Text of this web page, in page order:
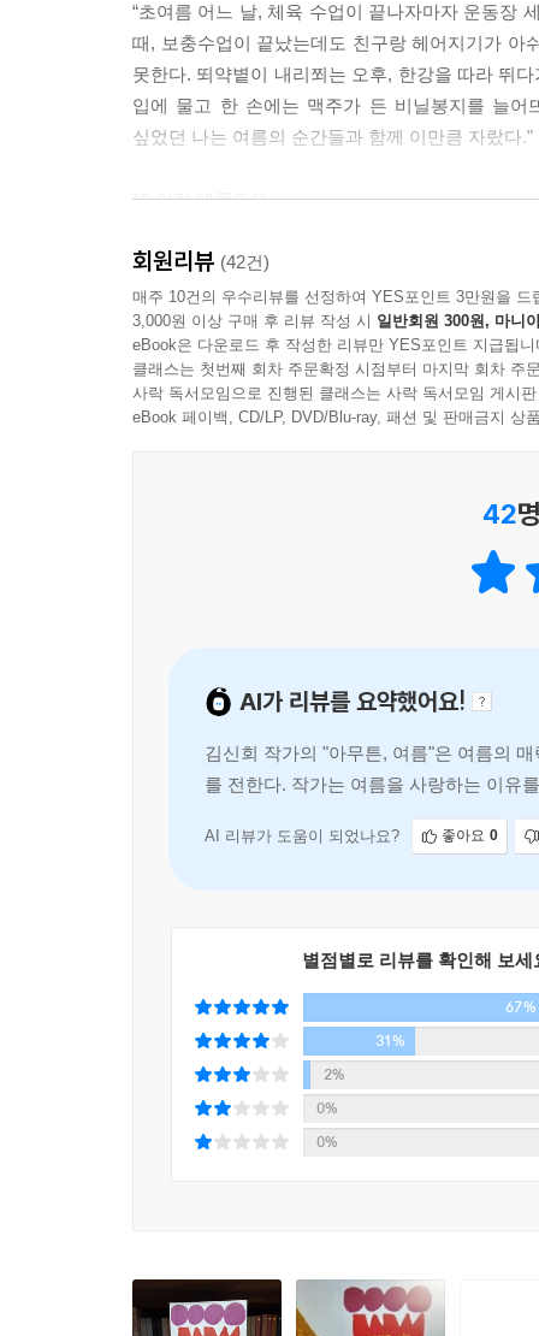
그동안 내가 식물에 쏟은 정성은 누군가에게 받
르신들이 그렇게 매일 아기 돌보듯 식물을 가꾸는
꼭 필요하다.
---「나도 누군가에게 꼭 필요한 사람」중에서
---「여름을 완성하는 것」중에서
언제인가부터 새로운 상상을 하게 됐다. 나는 내
란 배낭을 멘 채 드넓은 광장 한가운데에 서 있는
혹은 누군가를 만날 수도 있다고 상상했다. 그러
람의 이야기를 해보자. 이렇게 사는 사람도 있다
나무 미닫이문을 드르륵 열었더니 점심시간 전인
인 전경은? 알고 보니 그곳은 매일 아침 8시부터
어가 모르는 사람과 어깨를 부딪혀가며 앉았다.
돈을 벌게 되고 나서부터 여름이 되면 집착하듯
때 하지 못한 경험을 지금이라도 스스로 선물하
서 뻔질나게 나 자신을 여행시켰다. 모든 시간이
---「결핍으로부터 시작된 여행」중에서
는 것. 근사한 추억 같은 거 없어도 여름을 사랑할
---「계절의 끝」중에서
“초여름 어느 날, 체육 수업이 끝나자마자 운동장
때, 보충수업이 끝났는데도 친구랑 헤어지기가
못한다. 뙤약볕이 내리쬐는 오후, 한강을 따라 뛰
입에 물고 한 손에는 맥주가 든 비닐봉지를 늘
싶었던 나는 여름의 순간들과 함께 이만큼 자랐다.”
또 이런 대목도요.
고민과 불안 따위는 저 멀리 치워두고 그 계절만큼
공통점이 보이시나요? 이 책에서 김신회 작가
발견하고자 애씁니다. 여름옷을 꺼내 입으며 타
상대에게 맞추기 위해 잃어버린 진짜 내 모습과
일의 중요함에 대해 생각하죠. 좋아하는 대상에
여름과 만나게 될 우리에게 이 책은 말합니다.
회원리뷰 (42건)
매주 10건의 우수리뷰를 선정하여 YES포인트 3만원을 드
3,000원 이상 구매 후 리뷰 작성 시 일반회원 300원, 마니
eBook은 다운로드 후 작성한 리뷰만 YES포인트 지급됩니
클래스는 첫번째 회차 주문확정 시점부터 마지막 회차 주
사락 독서모임으로 진행된 클래스는 사락 독서모임 게시
eBook 페이백, CD/LP, DVD/Blu-ray, 패션 및 판매금지 상
42
AI가 리뷰를 요약했어요!
김신회 작가의 "아무튼, 여름"은 여름의
를 전한다. 작가는 여름을 사랑하는 이유
선사한다. 또한, 여름의 휴가
별점별로 리뷰를 확인해 보세
2%
0%